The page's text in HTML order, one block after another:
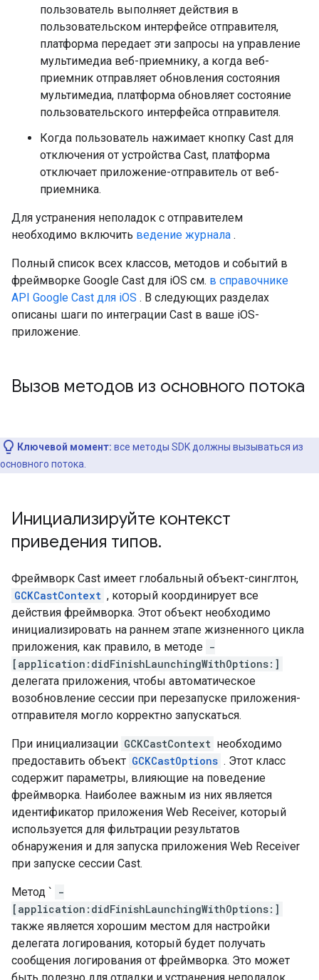
пользователь выполняет действия в
пользовательском интерфейсе отправителя,
платформа передает эти запросы на управление
мультимедиа веб-приемнику, а когда веб-
приемник отправляет обновления состояния
мультимедиа, платформа обновляет состояние
пользовательского интерфейса отправителя.
Когда пользователь нажимает кнопку Cast для
отключения от устройства Cast, платформа
отключает приложение-отправитель от веб-
приемника.
Для устранения неполадок с отправителем
необходимо включить ведение журнала .
Полный список всех классов, методов и событий в
фреймворке Google Cast для iOS см. в справочнике
API Google Cast для iOS . В следующих разделах
описаны шаги по интеграции Cast в ваше iOS-
приложение.
Вызов методов из основного потока
Ключевой момент: все методы SDK должны вызываться из
основного потока.
Инициализируйте контекст
приведения типов.
Фреймворк Cast имеет глобальный объект-синглтон,
GCKCastContext , который координирует все
действия фреймворка. Этот объект необходимо
инициализировать на раннем этапе жизненного цикла
приложения, как правило, в методе -
[application:didFinishLaunchingWithOptions:]
делегата приложения, чтобы автоматическое
возобновление сессии при перезапуске приложения-
отправителя могло корректно запускаться.
При инициализации GCKCastContext необходимо
предоставить объект GCKCastOptions . Этот класс
содержит параметры, влияющие на поведение
фреймворка. Наиболее важным из них является
идентификатор приложения Web Receiver, который
используется для фильтрации результатов
обнаружения и для запуска приложения Web Receiver
при запуске сессии Cast.
Метод ` -
[application:didFinishLaunchingWithOptions:]
также является хорошим местом для настройки
делегата логирования, который будет получать
сообщения логирования от фреймворка. Это может